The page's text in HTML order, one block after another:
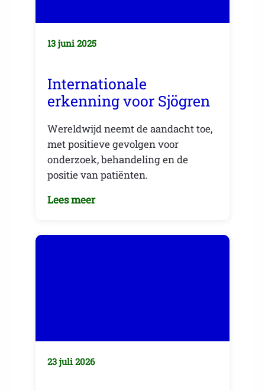
13 juni 2025
Internationale
erkenning voor Sjögren
Wereldwijd neemt de aandacht toe,
met positieve gevolgen voor
onderzoek, behandeling en de
positie van patiënten.
Lees meer
23 juli 2026